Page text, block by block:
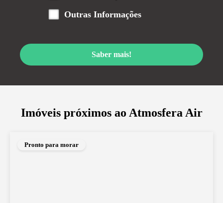
Outras Informações
Saber mais!
Imóveis próximos ao Atmosfera Air
Pronto para morar